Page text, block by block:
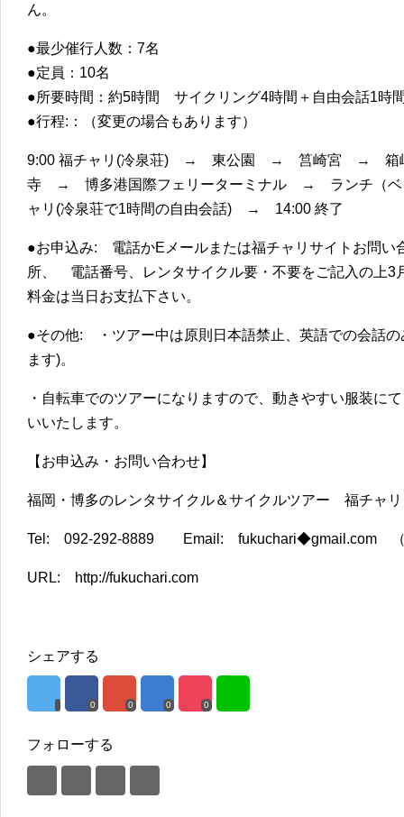
ん。
●最少催行人数：7名
●定員：10名
●所要時間：約5時間 サイクリング4時間＋自由会話1時
●行程:：（変更の場合もあります）
9:00 福チャリ(冷泉荘) → 東公園 → 筥崎宮 →
寺 → 博多港国際フェリーターミナル → ランチ（ベ
ャリ(冷泉荘で1時間の自由会話) → 14:00 終了
●お申込み: 電話かEメールまたは福チャリサイトお問い
所、 電話番号、レンタサイクル要・不要をご記入の上3
料金は当日お支払下さい。
●その他: ・ツアー中は原則日本語禁止、英語での会話
ます)。
・自転車でのツアーになりますので、動きやすい服装に
いいたします。
【お申込み・お問い合わせ】
福岡・博多のレンタサイクル＆サイクルツアー 福チ
Tel: 092-292-8889 Email: fukuchari◆gmail.com （
URL: http://fukuchari.com
シェアする
0 0 0 0
フォローする